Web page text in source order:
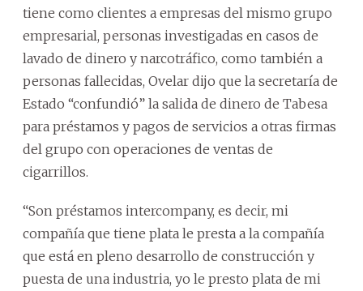
tiene como clientes a empresas del mismo grupo
empresarial, personas investigadas en casos de
lavado de dinero y narcotráfico, como también a
personas fallecidas, Ovelar dijo que la secretaría de
Estado “confundió” la salida de dinero de Tabesa
para préstamos y pagos de servicios a otras firmas
del grupo con operaciones de ventas de
cigarrillos.
“Son préstamos intercompany, es decir, mi
compañía que tiene plata le presta a la compañía
que está en pleno desarrollo de construcción y
puesta de una industria, yo le presto plata de mi